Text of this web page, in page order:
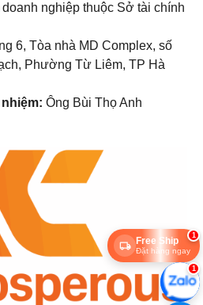
nghiệp thuộc Sở tài chính
6, Tòa nhà MD Complex, số
Phường Từ Liêm, TP Hà
Ông Bùi Thọ Anh
1
Free Ship
Đặt hàng ngay
1